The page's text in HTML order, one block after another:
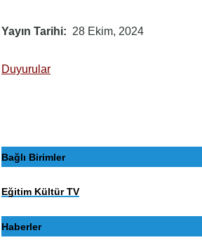
Yayın Tarihi 28 Ekim, 2024
Duyurular
Bağlı Birimler
Eğitim Kültür TV
Haberler